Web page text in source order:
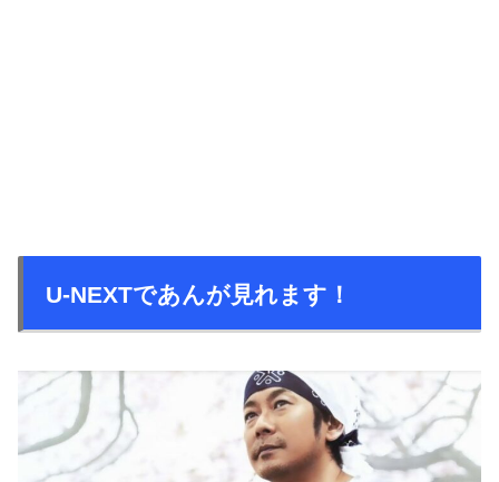
U-NEXTであんが見れます！